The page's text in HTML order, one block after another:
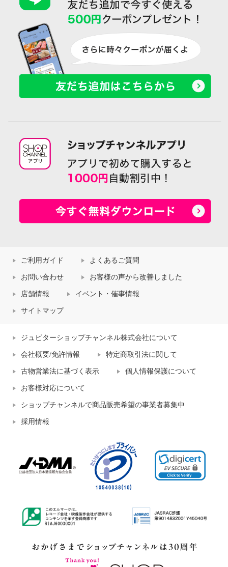
ご利用ガイド よくあるご質問
お問い合わせ お客様の声から改善しました
店舗情報 イベント・催事情報
サイトマップ
ジュピターショップチャンネル株式会社について
会社概要/免許情報 特定商取引法に関して
古物営業法に基づく表示 個人情報保護について
お客様対応について
ショップチャンネルで商品販売希望の事業者募集中
採用情報